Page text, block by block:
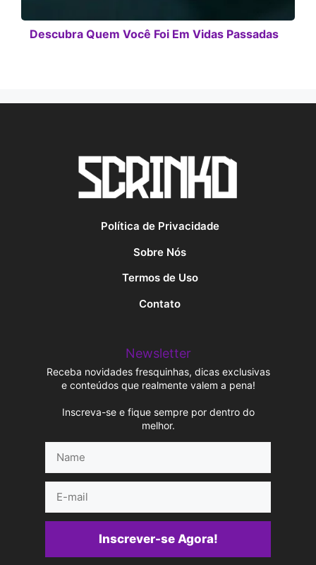
Descubra Quem Você Foi Em Vidas Passadas
Política de Privacidade
Sobre Nós
Termos de Uso
Contato
Newsletter
Receba novidades fresquinhas, dicas exclusivas
e conteúdos que realmente valem a pena!
Inscreva-se e fique sempre por dentro do
melhor.
mail
Inscrever-se Agora!